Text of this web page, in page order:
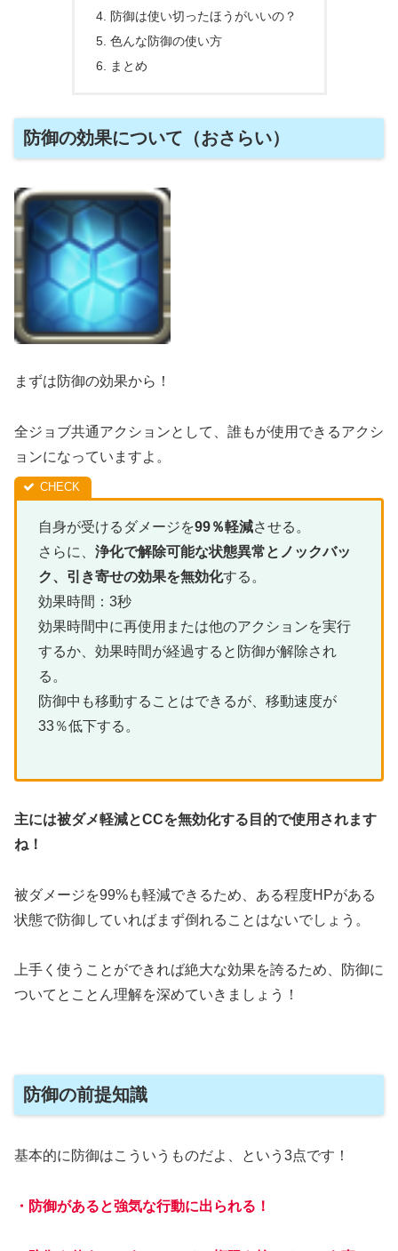
防御は使い切ったほうがいいの？
色んな防御の使い方
まとめ
防御の効果について（おさらい）
まずは防御の効果から！
全ジョブ共通アクションとして、誰もが使用できるアクシ
ョンになっていますよ。
自身が受けるダメージを99％軽減させる。
さらに、 浄化で解除可能な状態異常とノックバッ
ク、引き寄せの効果を無効化する。
効果時間：3秒
効果時間中に再使用または他のアクションを実行
するか、効果時間が経過すると防御が解除され
る。
防御中も移動することはできるが、移動速度が
33％低下する。
主には被ダメ軽減とCCを無効化する目的で使用されます
ね！
被ダメージを99%も軽減できるため、ある程度HPがある
状態で防御していればまず倒れることはないでしょう。
上手く使うことができれば絶大な効果を誇るため、防御に
ついてとことん理解を深めていきましょう！
防御の前提知識
基本的に防御はこういうものだよ、という3点です！
・防御があると強気な行動に出られる！